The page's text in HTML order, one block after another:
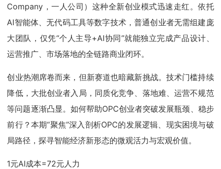
Company，一人公司）这种全新创业模式迅速走红。依托
AI智能体、无代码工具等数字技术，普通创业者无需组建庞
大团队，仅凭“个人主导+AI协同”就能独立完成产品设计、
运营推广、市场落地的全链路商业闭环。
创业热潮席卷而来，但新赛道也暗藏新挑战。技术门槛持续
降低，大批创业者入局，同质化竞争、落地难、运营不规范
等问题逐渐凸显。如何帮助OPC创业者突破发展瓶颈、稳步
前行？本期“聚焦”深入剖析OPC的发展逻辑、现实困境与破
局路径，探寻智能经济新形态的微观活力与宏观价值。
1元AI成本=72元人力